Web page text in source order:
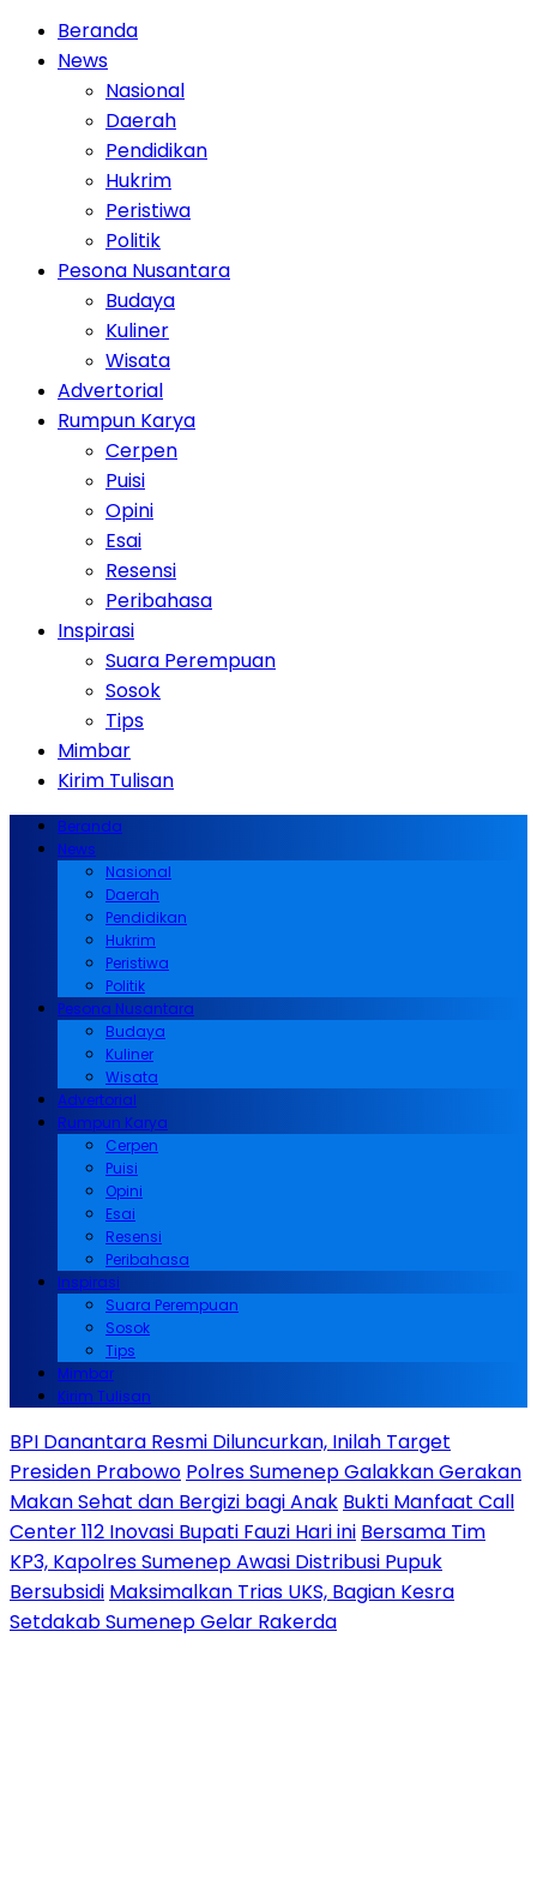
Beranda
News
Nasional
Daerah
Pendidikan
Hukrim
Peristiwa
Politik
Pesona Nusantara
Budaya
Kuliner
Wisata
Advertorial
Rumpun Karya
Cerpen
Puisi
Opini
Esai
Resensi
Peribahasa
Inspirasi
Suara Perempuan
Sosok
Tips
Mimbar
Kirim Tulisan
Beranda
News
Nasional
Daerah
Pendidikan
Hukrim
Peristiwa
Politik
Pesona Nusantara
Budaya
Kuliner
Wisata
Advertorial
Rumpun Karya
Cerpen
Puisi
Opini
Esai
Resensi
Peribahasa
Inspirasi
Suara Perempuan
Sosok
Tips
Mimbar
Kirim Tulisan
BPI Danantara Resmi Diluncurkan, Inilah Target
Presiden Prabowo Polres Sumenep Galakkan Gerakan
Makan Sehat dan Bergizi bagi Anak Bukti Manfaat Call
Center 112 Inovasi Bupati Fauzi Hari ini Bersama Tim
KP3, Kapolres Sumenep Awasi Distribusi Pupuk
Bersubsidi Maksimalkan Trias UKS, Bagian Kesra
Setdakab Sumenep Gelar Rakerda